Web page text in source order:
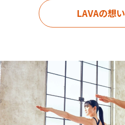
LAVAの想い